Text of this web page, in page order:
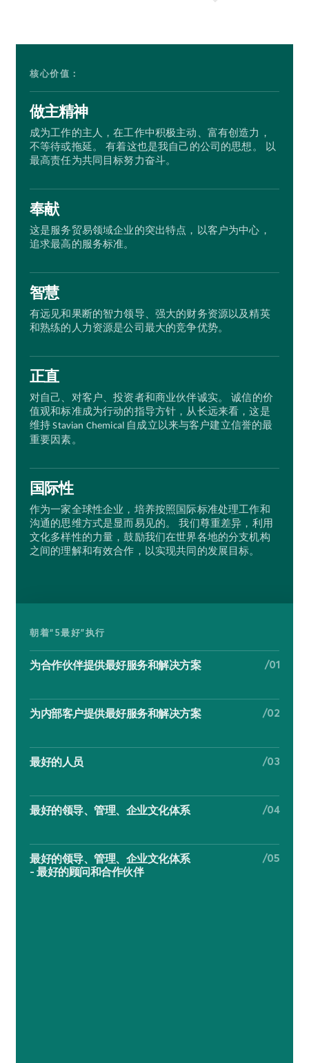
核心价值：
做主精神
成为工作的主人，在工作中积极主动、富有创造力，
不等待或拖延。 有着这也是我自己的公司的思想。 以
最高责任为共同目标努力奋斗。
奉献
这是服务贸易领域企业的突出特点，以客户为中心，
追求最高的服务标准。
智慧
有远见和果断的智力领导、强大的财务资源以及精英
和熟练的人力资源是公司最大的竞争优势。
正直
对自己、对客户、投资者和商业伙伴诚实。 诚信的价
值观和标准成为行动的指导方针，从长远来看，这是
维持 Stavian Chemical 自成立以来与客户建立信誉的最
重要因素。
国际性
作为一家全球性企业，培养按照国际标准处理工作和
沟通的思维方式是显而易见的。 我们尊重差异，利用
文化多样性的力量，鼓励我们在世界各地的分支机构
之间的理解和有效合作，以实现共同的发展目标。
朝着“5最好”执行
为合作伙伴提供最好服务和解决方案 /01
为内部客户提供最好服务和解决方案 /02
最好的人员 /03
最好的领导、管理、企业文化体系 /04
最好的领导、管理、企业文化体系
- 最好的顾问和合作伙伴
/05